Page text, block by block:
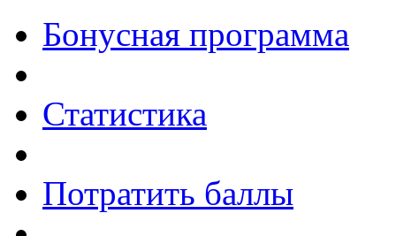
Бонусная программа
Статистика
Потратить баллы